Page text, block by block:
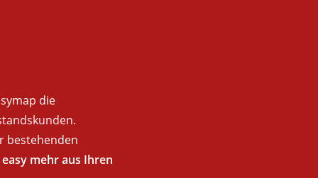
die
bestehenden
mehr aus Ihren